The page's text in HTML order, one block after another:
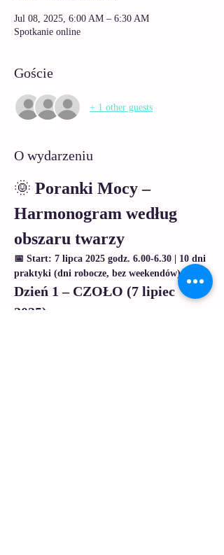
Jul 08, 2025, 6:00 AM – 6:30 AM
Spotkanie online
Goście
+ 1 other guests
O wydarzeniu
🌞 Poranki Mocy –
Harmonogram według
obszaru twarzy
📅 Start: 7 lipca 2025 godz. 6.00-6.30 | 10 dni
praktyki (dni robocze, bez weekendów)
Dzień 1 – CZOŁO (7 lipiec
2025)